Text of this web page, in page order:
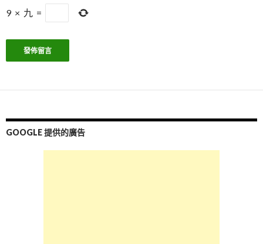
9 × 九 =
GOOGLE 提供的廣告